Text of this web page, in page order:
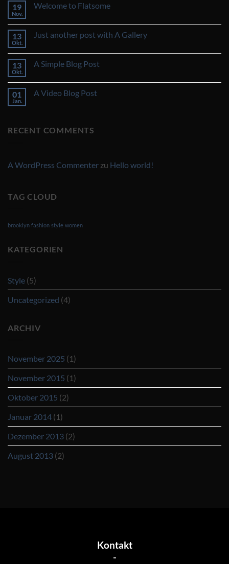
19
Nov.
Welcome to Flatsome
Kommentare
Welcome
13
Okt.
Just another post with A Gallery
Kommentare
Just
with
A
Gallery
13
Okt.
A Simple Blog Post
Kommentare
A
01
Jan.
A Video Blog Post
Video
RECENT COMMENTS
A WordPress Commenter zu Hello world!
TAG CLOUD
brooklyn fashion style women
KATEGORIEN
Style (5)
Uncategorized (4)
ARCHIV
November 2025 (1)
November 2015 (1)
Oktober 2015 (2)
Januar 2014 (1)
Dezember 2013 (2)
August 2013 (2)
Kontakt
-